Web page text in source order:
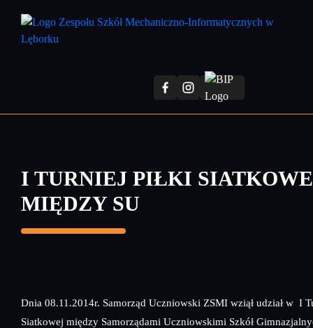
treści
I TURNIEJ PIŁKI
MIĘDZY SU
Dnia 08.11.2014r. Samorząd Uczniowski ZSMI wziął udział w I
Siatkowej między Samorządami Uczniowskimi Szkół